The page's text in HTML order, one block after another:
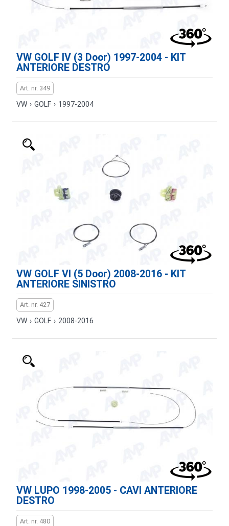
VW GOLF IV (3 Door) 1997-2004 - KIT
ANTERIORE DESTRO
Art. nr. 349
VW › GOLF › 1997-2004
VW GOLF VI (5 Door) 2008-2016 - KIT
ANTERIORE SINISTRO
Art. nr. 427
VW › GOLF › 2008-2016
VW LUPO 1998-2005 - CAVI ANTERIORE
DESTRO
Art. nr. 480